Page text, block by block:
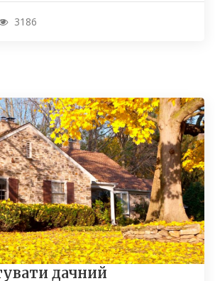
3186
дачний